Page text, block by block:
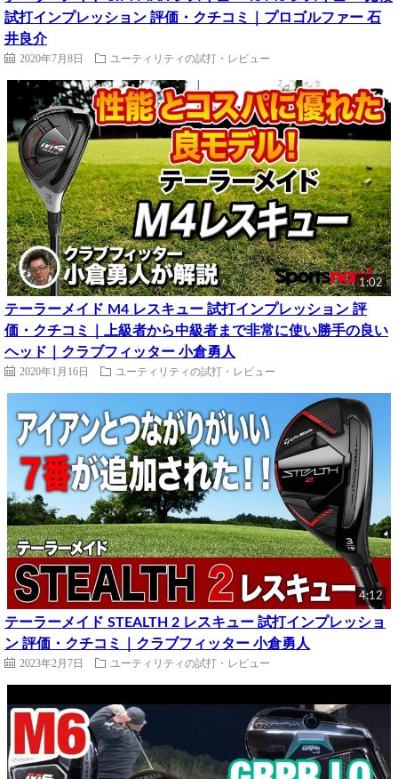
試打インプレッション 評価・クチコミ｜プロゴルファー 石
井良介
2020年7月8日 ユーティリティの試打・レビュー
1:02
テーラーメイド M4 レスキュー 試打インプレッション 評
価・クチコミ｜上級者から中級者まで非常に使い勝手の良い
ヘッド｜クラブフィッター 小倉勇人
2020年1月16日 ユーティリティの試打・レビュー
4:12
テーラーメイド STEALTH 2 レスキュー 試打インプレッショ
ン 評価・クチコミ｜クラブフィッター 小倉勇人
2023年2月7日 ユーティリティの試打・レビュー